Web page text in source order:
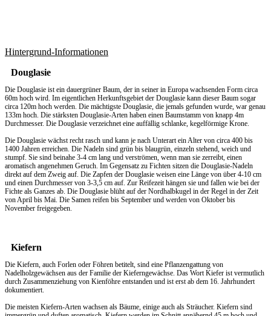
Hintergrund-Informationen
Douglasie
Die Douglasie ist ein dauergrüner Baum, der in seiner in Europa wachsenden Form circa
60m hoch wird. Im eigentlichen Herkunftsgebiet der Douglasie kann dieser Baum sogar
circa 120m hoch werden. Die mächtigste Douglasie, die jemals gefunden wurde, war genau
133m hoch. Die stärksten Douglasie-Arten haben einen Baumstamm von knapp 4m
Durchmesser. Die Douglasie verzeichnet eine auffällig schlanke, kegelförmige Krone.
Die Douglasie wächst recht rasch und kann je nach Unterart ein Alter von circa 400 bis
1400 Jahren erreichen. Die Nadeln sind grün bis blaugrün, einzeln stehend, weich und
stumpf. Sie sind beinahe 3-4 cm lang und verströmen, wenn man sie zerreibt, einen
aromatisch angenehmen Geruch. Im Gegensatz zu Fichten sitzen die Douglasie-Nadeln
direkt auf dem Zweig auf. Die Zapfen der Douglasie weisen eine Länge von über 4-10 cm
und einen Durchmesser von 3-3,5 cm auf. Zur Reifezeit hängen sie und fallen wie bei der
Fichte als Ganzes ab. Die Douglasie blüht auf der Nordhalbkugel in der Regel in der Zeit
von April bis Mai. Die Samen reifen bis September und werden von Oktober bis
November freigegeben.
Kiefern
Die Kiefern, auch Forlen oder Föhren betitelt, sind eine Pflanzengattung von
Nadelholzgewächsen aus der Familie der Kieferngewächse. Das Wort Kiefer ist vermutlich
durch Zusammenziehung von Kienföhre entstanden und ist erst ab dem 16. Jahrhundert
dokumentiert.
Die meisten Kiefern-Arten wachsen als Bäume, einige auch als Sträucher. Kiefern sind